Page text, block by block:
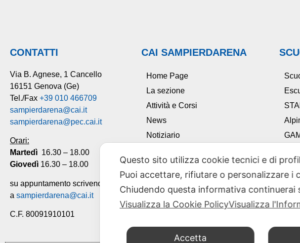
CONTATTI
Via B. Agnese, 1 Cancello
16151 Genova (Ge)
Tel./Fax +39 010 466709
sampierdarena@cai.it
sampierdarena@pec.cai.it
Orari:
Martedì 16.30 – 18.00
Giovedì 16.30 – 18.00
su appuntamento scrivendo
a sampierdarena@cai.it
C.F. 80091910101
CAI SAMPIERDARENA
Home Page
La sezione
Attività e Corsi
News
Notiziario
Contatti
Questo sito utilizza cookie tecnici e di
Puoi accettare, rifiutare o personalizzare i
Chiudendo questa informativa continuerai
Visualizza la Cookie PolicyVisualizza
Accetta